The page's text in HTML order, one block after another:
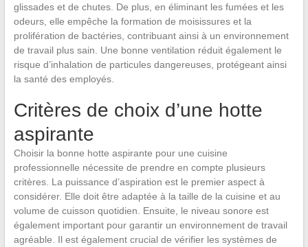
glissades et de chutes. De plus, en éliminant les fumées et les
odeurs, elle empêche la formation de moisissures et la
prolifération de bactéries, contribuant ainsi à un environnement
de travail plus sain. Une bonne ventilation réduit également le
risque d’inhalation de particules dangereuses, protégeant ainsi
la santé des employés.
Critères de choix d’une hotte
aspirante
Choisir la bonne hotte aspirante pour une cuisine
professionnelle nécessite de prendre en compte plusieurs
critères. La puissance d’aspiration est le premier aspect à
considérer. Elle doit être adaptée à la taille de la cuisine et au
volume de cuisson quotidien. Ensuite, le niveau sonore est
également important pour garantir un environnement de travail
agréable. Il est également crucial de vérifier les systèmes de